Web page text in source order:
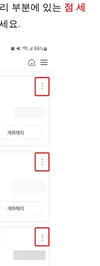
부분에 있는 점 세
요.